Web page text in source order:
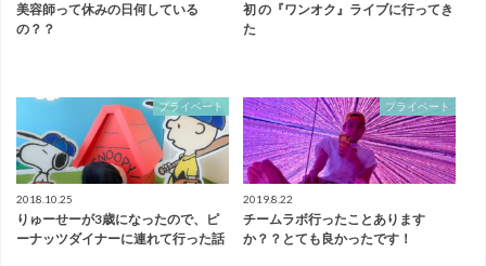
美容師って休みの日何している
の？？
初 の『ワンオク』ライブに行ってき
た
プライベート
2018.10.25
りゅーせーが3歳になったので、ピ
ーナッツダイナーに連れて行った話
プライベート
2019.8.22
チームラボ行ったことあります
か？？とても良かったです！